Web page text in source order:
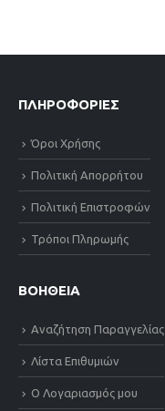
ΠΛΗΡΟΦΟΡΙΕΣ
Όροι Χρήσης
Πολιτική Απορρήτου
Πολιτική Επιστροφών
Τρόποι Πληρωμής
ΒΟΗΘΕΙΑ
Αναζήτηση Παραγγελίας
Λίστα Επιθυμιών
Ο Λογαριασμός μου